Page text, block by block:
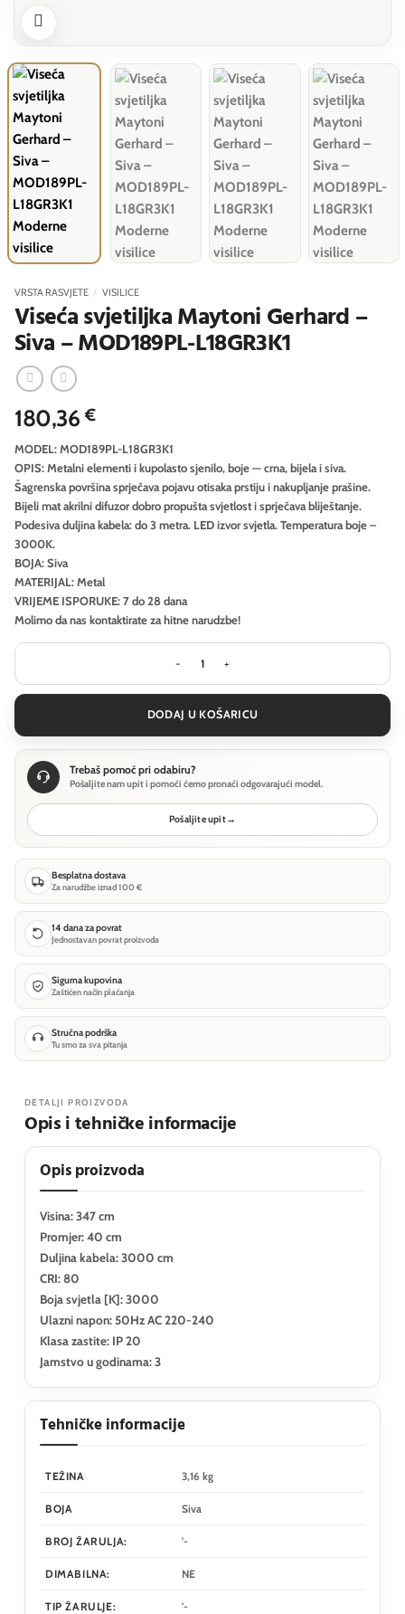
VRSTA RASVJETE / VISILICE
Viseća svjetiljka Maytoni Gerhard –
Siva – MOD189PL-L18GR3K1
180,36€
MODEL: MOD189PL-L18GR3K1
OPIS: Metalni elementi i kupolasto sjenilo, boje — crna, bijela i siva.
Šagrenska površina sprječava pojavu otisaka prstiju i nakupljanje prašine.
Bijeli mat akrilni difuzor dobro propušta svjetlost i sprječava bliještanje.
Podesiva duljina kabela: do 3 metra. LED izvor svjetla. Temperatura boje –
3000K.
BOJA: Siva
MATERIJAL: Metal
VRIJEME ISPORUKE: 7 do 28 dana
Molimo da nas kontaktirate za hitne narudzbe!
Viseća svjetiljka Maytoni Gerhard -
DODAJ U KOŠARICU
Trebaš pomoć pri odabiru?
Pošaljite nam upit i pomoći ćemo pronaći odgovarajući model.
Pošaljite upit→
Besplatna dostava
Za narudžbe iznad 100 €
14 dana za povrat
Jednostavan povrat proizvoda
Sigurna kupovina
Zaštićen način plaćanja
Stručna podrška
Tu smo za sva pitanja
DETALJI PROIZVODA
Opis i tehničke informacije
Opis proizvoda
Visina: 347 cm
Promjer: 40 cm
Duljina kabela: 3000 cm
CRI: 80
Boja svjetla [K]: 3000
Ulazni napon: 50Hz AC 220-240
Klasa zastite: IP 20
Jamstvo u godinama: 3
Tehničke informacije
TEŽINA 3,16 kg
BOJA Siva
BROJ ŽARULJA: '-
DIMABILNA: NE
TIP ŽARULJE: '-